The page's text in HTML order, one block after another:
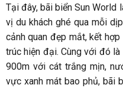
Tại đây, bãi biển Sun World
vị du khách ghé qua mỗi
cảnh quan đẹp mắt, kết
trúc hiện đại. Cùng với đó
900m với cát trắng mịn,
vực xanh mát bao phủ, bãi